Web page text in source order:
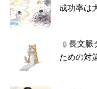
成功率は
🔒長文脈
ための対